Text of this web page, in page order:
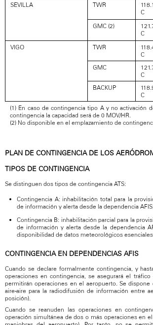
SEVILLA
TWR
C
GMC (2)
C
VIGO
TWR
C
GMC
C
BACKUP
C
(1) En caso de contingencia tipo A y no activación
contingencia la capacidad será de 0 MOV/HR.
(2) No disponible en el emplazamiento de
PLAN DE CONTINGENCIA DE LOS
TIPOS DE CONTINGENCIA
Se distinguen dos tipos de contingencia ATS:
Contingencia A: inhabilitación total para la
de información y alerta desde la dependencia
Contingencia B: inhabilitación parcial para la
de información y alerta desde la dependencia
disponibilidad de datos meteorológicos esenciales.
CONTINGENCIA EN DEPENDENCIAS AFIS
Cuando se declare formalmente contingencia, y
operaciones en contingencia, se asegurará el
permitirán operaciones en el aeropuerto. Se dispone
aire-aire para la radiodifusión de información entre
posición).
Cuando se reanuden las operaciones en
operación simultánea de dos o más operaciones en